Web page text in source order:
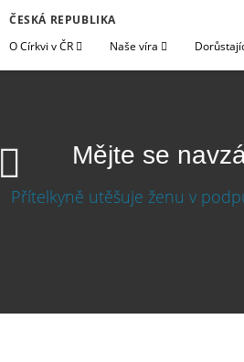
ČESKÁ REPUBLIKA
O Církvi v ČR
Naše víra
Mějte se